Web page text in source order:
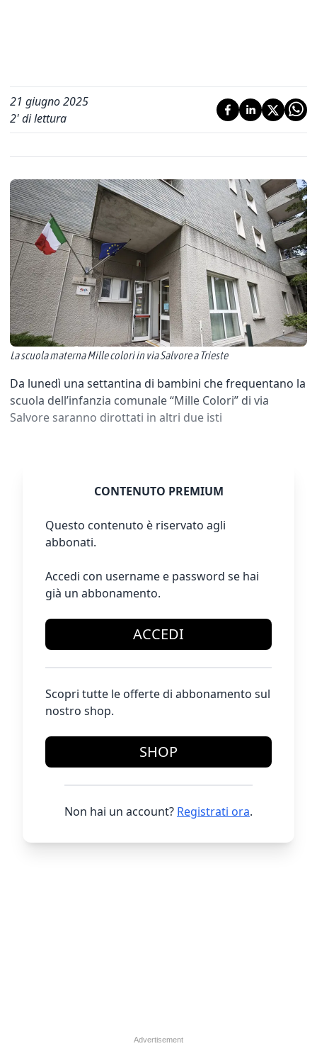
21 giugno 2025
2' di lettura
La scuola materna Mille colori in via Salvore a Trieste
Da lunedì una settantina di bambini che frequentano la
scuola dell’infanzia comunale “Mille Colori” di via
Salvore saranno dirottati in altri due isti
CONTENUTO PREMIUM
Questo contenuto è riservato agli
abbonati.
Accedi con username e password se hai
già un abbonamento.
ACCEDI
Scopri tutte le offerte di abbonamento sul
nostro shop.
SHOP
Non hai un account? Registrati ora.